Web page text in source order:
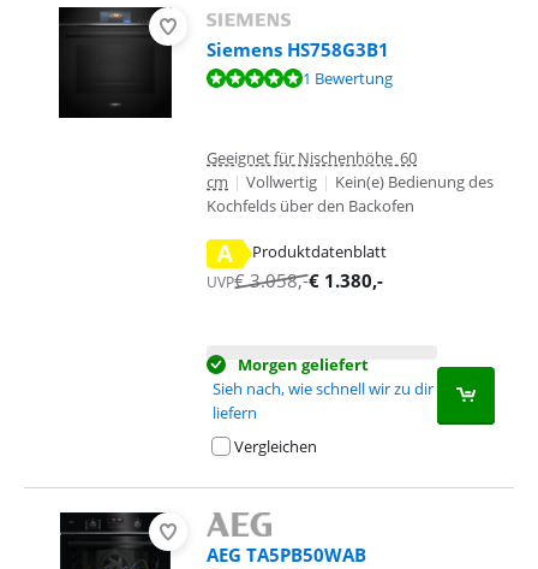
Siemens HS758G3B1
Bewertet mit 9,6 von 10, basierend auf 1 Bewertung.
1 Bewertung
Geeignet für Nischenhöhe 60
cm | Vollwertig | Kein(e) Bedienung des
Kochfelds über den Backofen
A
Produktdatenblatt
wird in neuem Tab geöffnetUVP€3.058,-€ 1.380,-
Morgen geliefert
Sieh nach, wie schnell wir zu dir
liefern
Vergleichen
AEG TA5PB50WAB